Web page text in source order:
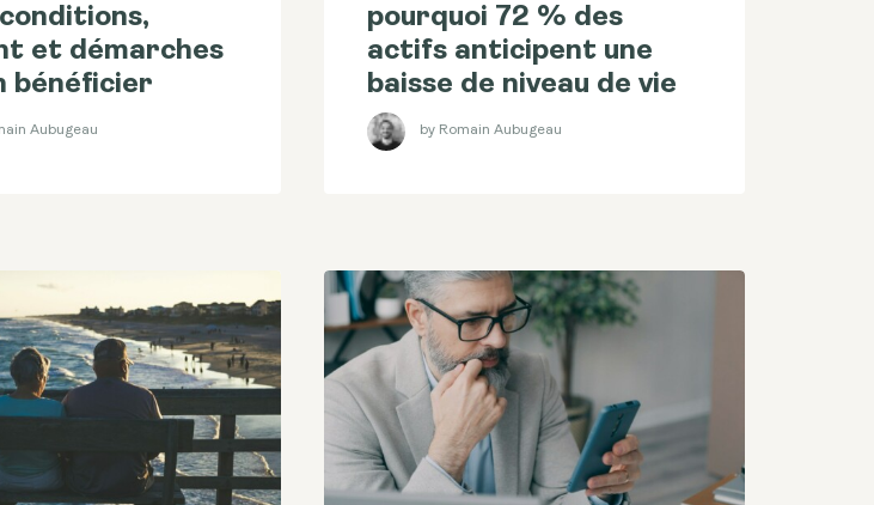
et démarches
bénéficier
Aubugeau
pourquoi 72 % des
actifs anticipent une
baisse de niveau de vie
by Romain Aubugeau